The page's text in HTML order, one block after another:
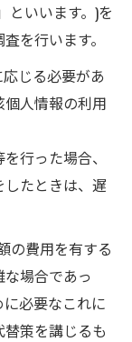
といいます。)を
を行います。
じる必要があ
人情報の利用
行った場合、
たときは、遅
の費用を有する
場合であっ
必要なこれに
策を講じるも